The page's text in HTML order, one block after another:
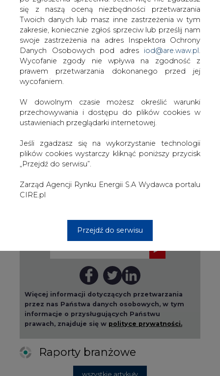
plików cookies wystarczy kliknąć poniższy przycisk
„Przejdź do serwisu”.
Zarząd Agencji Rynku Energii S.A Wydawca portalu
CIRE.pl
Bądź na bieżąco
Podając adres e-mail wyrażają Państwo zgodę
na otrzymywanie treści marketingowych w
postaci newslettera pocztą elektroniczną od
Agencji Rynku Energii S.A z siedzibą w
Warszawie.
ZAPISZ SIĘ DO NEWSLETTERA
Więcej informacji dotyczących przetwarzania
przez nas Państwa danych osobowych, w tym
informacje o przysługujących Państwu
Raporty branżowe
wszystkie artykuły
po węglu"? (raport)